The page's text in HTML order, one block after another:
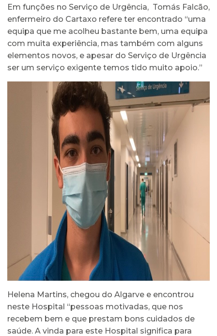
Em funções no Serviço de Urgência, Tomás Falcão,
enfermeiro do Cartaxo refere ter encontrado “uma
equipa que me acolheu bastante bem, uma equipa
com muita experiência, mas também com alguns
elementos novos, e apesar do Serviço de Urgência
ser um serviço exigente temos tido muito apoio.”
Helena Martins, chegou do Algarve e encontrou
neste Hospital “pessoas motivadas, que nos
recebem bem e que prestam bons cuidados de
saúde. A vinda para este Hospital significa para